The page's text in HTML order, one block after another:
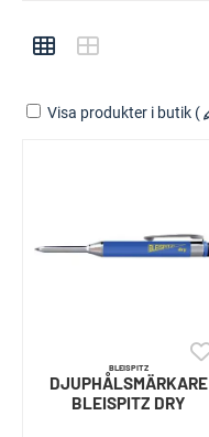
Visa produkter i butik (
BLEISPITZ
DJUPHÅLSMÄRKARE
BLEISPITZ DRY